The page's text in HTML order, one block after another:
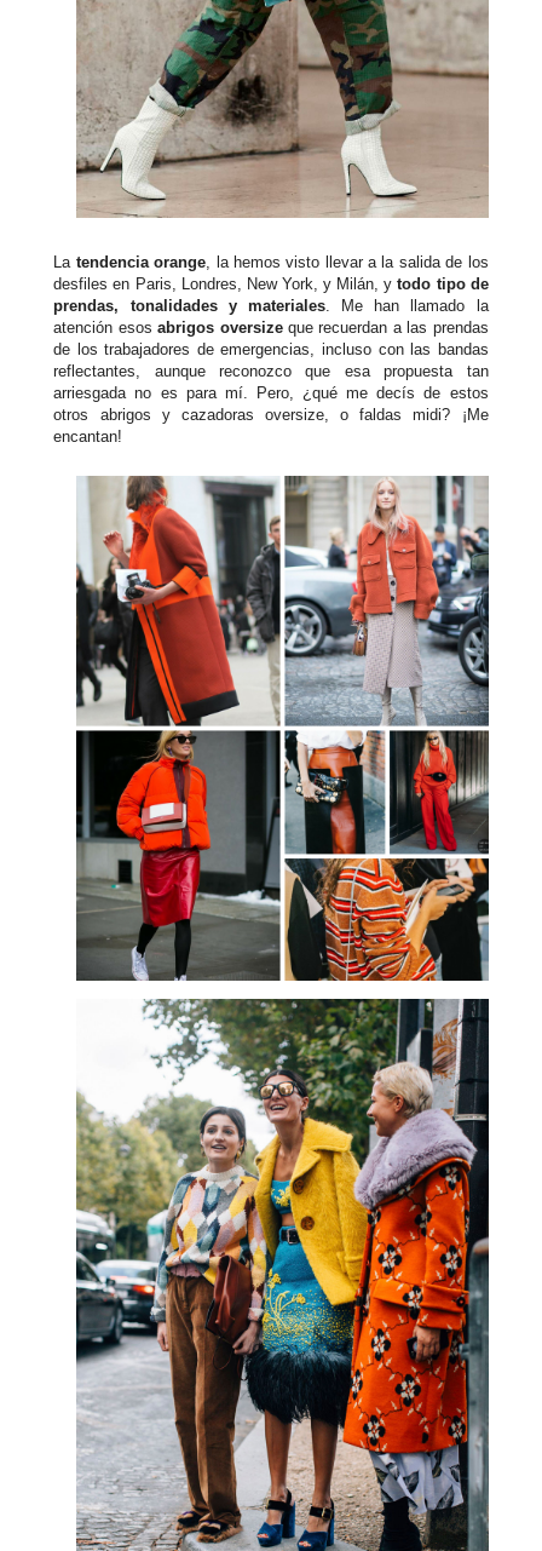
La tendencia orange , la hemos visto llevar a la salida de los
desfiles en Paris, Londres, New York, y Milán, ytodo tipo de
prendas, tonalidades y materiales. Me han llamado la
atención esosabrigos oversizeque recuerdan a las prendas
de los trabajadores de emergencias, incluso con las bandas
reflectantes, aunque reconozco que esa propuesta tan
arriesgada no es para mí. Pero, ¿qué me decís de estos
otros abrigos y cazadoras oversize, o faldas midi? ¡Me
encantan!